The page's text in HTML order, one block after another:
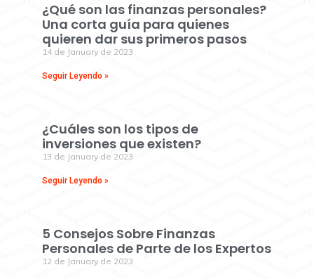
¿Qué son las finanzas personales?
Una corta guía para quienes
quieren dar sus primeros pasos
14 de January de 2023
Seguir Leyendo »
¿Cuáles son los tipos de
inversiones que existen?
13 de January de 2023
Seguir Leyendo »
5 Consejos Sobre Finanzas
Personales de Parte de los Expertos
12 de January de 2023